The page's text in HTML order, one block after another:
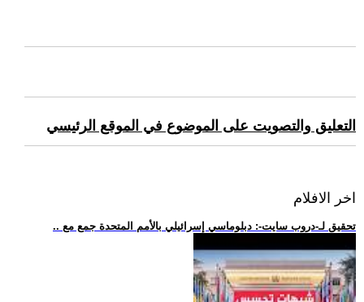
التعليق والتصويت على الموضوع في الموقع الرئيسي
اخر الافلام
.. تحقيق لـ-دروب سايت-: دبلوماسي إسرائيلي بالأمم المتحدة جمع مع